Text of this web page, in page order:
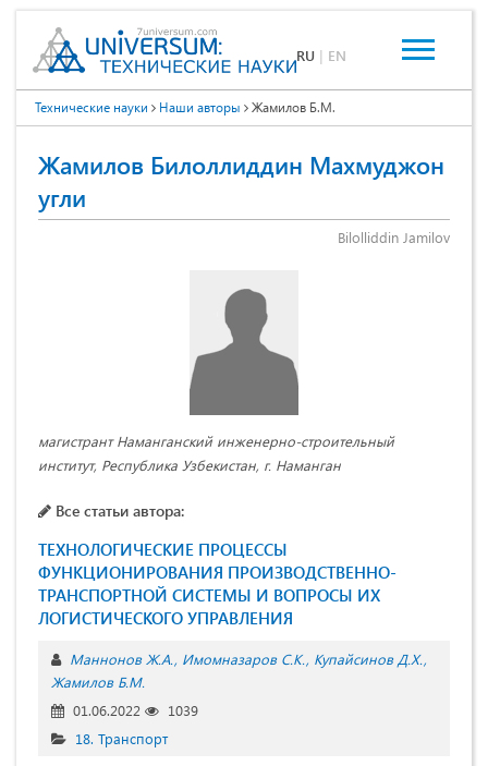
RU | EN
Технические науки Наши авторы Жамилов Б.М.
Жамилов Билоллиддин Махмуджон
угли
Bilolliddin Jamilov
магистрант Наманганский инженерно-строительный
институт, Республика Узбекистан, г. Наманган
Все статьи автора:
ТЕХНОЛОГИЧЕСКИЕ ПРОЦЕССЫ
ФУНКЦИОНИРОВАНИЯ ПРОИЗВОДСТВЕННО-
ТРАНСПОРТНОЙ СИСТЕМЫ И ВОПРОСЫ ИХ
ЛОГИСТИЧЕСКОГО УПРАВЛЕНИЯ
Маннонов Ж.А. Имомназаров С.К. Купайсинов Д.Х.
Жамилов Б.М.
01.06.2022
1039
18. Транспорт